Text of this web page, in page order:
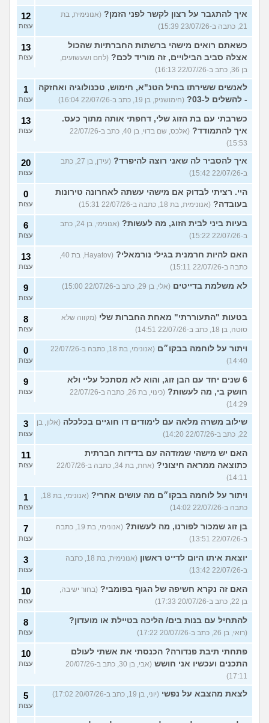
איך להתגבר על רצון לקשר לפני הזמן? (אנונימית, בת
21, כתבה ב-23/07/26 15:39)
12
עצות
כשאתם רואים מישהי ברשתות החברתיות שהכול
אצלה סביב הבילויים, זה מוריד לכם? (לחם ושעשועים,
בן 36, כתב ב-22/07/26 16:13)
13
עצות
לאנשים ששירתו בחיל הטנ"א, חימוש, טכנולוגיה ואחזקה
- להשלים ל-03?
(חימושניק, בן 19, כתב ב-22/07/26 16:04)
1
עצות
כשרבתי עם בת הזוג שלי, דחפתי אותה מתוך כעס.
איך להתמודד?
(אלכס, שם בדוי, בן 40, כתב ב-22/07/26
15:53)
13
עצות
איך להסביר לה שאני רוצה להיפרד?
(עידן, בן 27, כתב
ב-22/07/26 15:42)
20
עצות
היי. רציתי לבדוק אם מישהי עשתה לאחרונה טירונות
בעובדה? (אנונימית, בת 18, כתבה ב-22/07/26 15:31)
0
עצות
בעיות ביני לבית הזוג, מה לעשות?
(אנונימי, בן 24, כתב
ב-22/07/26 15:22)
6
עצות
האם להיות חרמנית בגילי נורמאלי?
(Hayatov, בת 40,
כתבה ב-22/07/26 15:11)
13
עצות
לא משלמת בדייטים (אלי, בן 29, כתב ב-22/07/26 15:00) 9
עצות
בטעות "התעוררתי" מאחת החברות שלי (מקווה שלא
סוטה, בן 18, כתב ב-22/07/26 14:51)
8
עצות
ויתור על לוחמה בבקו״ם
(אנונימי, בת 18, כתבה ב-22/07/26
14:40)
0
עצות
6 שנים יחד עם הבן זוג, והוא לא מסתכל עליי ולא
חושק בי, מה לעשות?
(כינוי, בת 26, כתבה ב-22/07/26
14:29)
9
עצות
שילוב משרה מלאה עם לימודים דו חוגיים בכלכלה (אלון, בן
22, כתב ב-22/07/26 14:20)
3
עצות
האם יש מישהי שמזדהה עם בדידות חברתית
כתוצאה ממראה חיצוני?
(אחת, בת 34, כתבה ב-22/07/26
14:11)
11
עצות
ויתור על לוחמה בבקו״ם מה עושים אחרי?
(אנונימי, בת 18,
כתבה ב-22/07/26 14:02)
1
עצות
בן זוג שמכור לפורנו, מה לעשות?
(אנונימי, בת 19, כתבה
ב-22/07/26 13:51)
7
עצות
יוצאת איתו היום לדייט ראשון
(אנונימית, בת 18, כתבה
ב-22/07/26 13:42)
3
עצות
האם זה נקרא חשיפה של הגוף בפומבי? (בחור ישיבה,
בן 22, כתב ב-20/07/26 17:33)
10
עצות
להתחיל עם בנות בים/ הליכה בטיילת או מועדון?
(רואי, בן 26, כתב ב-20/07/26 17:22)
8
עצות
פתחתי תיבת פנדורה? הכנסתי את אשתי לעולם
התכנים ועכשיו אני חושש
(אבי, בן 30, כתב ב-20/07/26
17:11)
10
עצות
לצאת מהצבא על נפשי (יוני, בן 19, כתב ב-20/07/26 17:02) 5
עצות